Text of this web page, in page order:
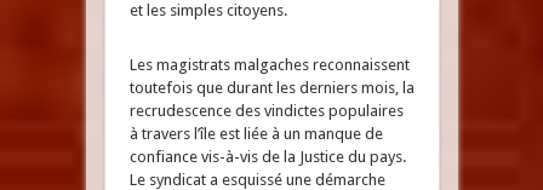
et les simples citoyens.
Les magistrats malgaches reconnaissent
toutefois que durant les derniers mois, la
recrudescence des vindictes populaires
à travers l’île est liée à un manque de
confiance vis-à-vis de la Justice du pays.
Le syndicat a esquissé une démarche